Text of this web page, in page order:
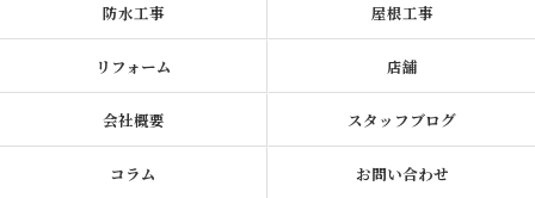
防水工事 屋根工事
リフォーム 店舗
会社概要 スタッフブログ
コラム お問い合わせ